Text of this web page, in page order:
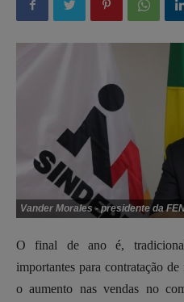
Vander Morales - presidente da
O final de ano é,
importantes para contratação
o aumento nas vendas no